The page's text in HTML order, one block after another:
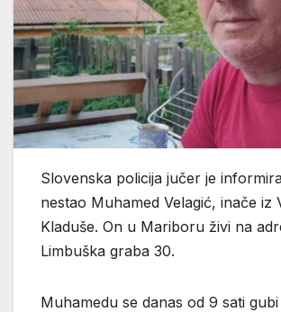
Slovenska policija jučer je
nestao Muhamed Velagić, inače iz
Kladuše. On u Mariboru živi na
Limbuška graba 30.
Muhamedu se danas od 9 sati